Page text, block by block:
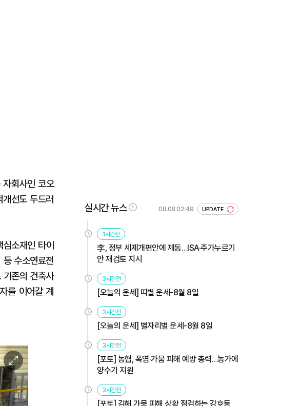
회사인 코오
선도 두드러
소재인 타이
수소연료전
기존의 건축사
를 이어갈 계
이
미
지
실시간 뉴스 08.08 02:49 UPDATE
1시간전
李, 정부 세제개편안에 제동…ISA·주가누르기
안 재검토 지시
3시간전
[오늘의 운세] 띠별 운세-8월 8일
3시간전
[오늘의 운세] 별자리별 운세-8월 8일
3시간전
[포토] 농협, 폭염·가뭄 피해 예방 총력…농가에
양수기 지원
3시간전
[포토] 김해 가뭄 피해 상황 점검하는 강호동